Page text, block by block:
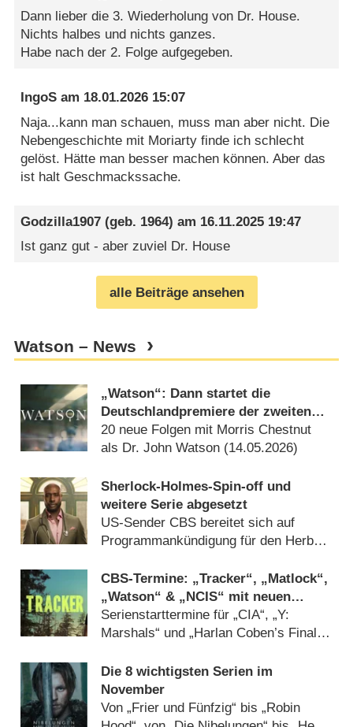
Dann lieber die 3. Wiederholung von Dr. House.
Nichts halbes und nichts ganzes.
Habe nach der 2. Folge aufgegeben.
IngoS am 18.01.2026 15:07
Naja...kann man schauen, muss man aber nicht. Die
Nebengeschichte mit Moriarty finde ich schlecht
gelöst. Hätte man besser machen können. Aber das
ist halt Geschmackssache.
Godzilla1907 (geb. 1964) am 16.11.2025 19:47
Ist ganz gut - aber zuviel Dr. House
alle Beiträge ansehen
Watson – News
„Watson“: Dann startet die
Deutschlandpremiere der zweiten
Staffel der Sherlock-Holmes-Serie
20 neue Folgen mit Morris Chestnut
als Dr. John Watson (14.05.2026)
Sherlock-Holmes-Spin-off und
weitere Serie abgesetzt
US-Sender CBS bereitet sich auf
Programmankündigung für den Herbst
CBS-Termine: „Tracker“, „Matlock“,
„Watson“ & „NCIS“ mit neuen
Folgen zurück
Serienstarttermine für „CIA“, „Y:
Marshals“ und „Harlan Coben’s Final
Die 8 wichtigsten Serien im
November
Von „Frier und Fünfzig“ bis „Robin